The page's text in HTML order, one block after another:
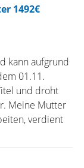
1492€
kann aufgrund
01.11.
und droht
Meine Mutter
verdient